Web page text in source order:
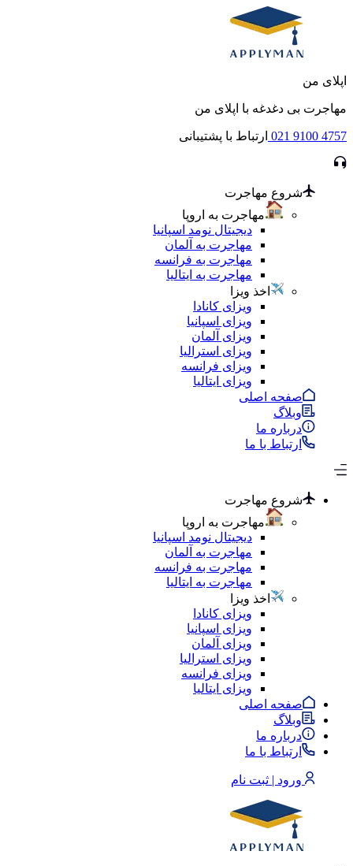
اپلای من
مهاجرت بی دغدغه با اپلای من
021 9100 4757 ارتباط با پشتیبانی
شروع مهاجرت
مهاجرت به اروپا
دیجیتال نومد اسپانیا
مهاجرت به آلمان
مهاجرت به فرانسه
مهاجرت به ایتالیا
اخذ ویزا
ویزای کانادا
ویزای اسپانیا
ویزای آلمان
ویزای استرالیا
ویزای فرانسه
ویزای ایتالیا
صفحه اصلی
وبلاگ
درباره ما
ارتباط با ما
شروع مهاجرت
مهاجرت به اروپا
دیجیتال نومد اسپانیا
مهاجرت به آلمان
مهاجرت به فرانسه
مهاجرت به ایتالیا
اخذ ویزا
ویزای کانادا
ویزای اسپانیا
ویزای آلمان
ویزای استرالیا
ویزای فرانسه
ویزای ایتالیا
صفحه اصلی
وبلاگ
درباره ما
ارتباط با ما
ورود | ثبت نام